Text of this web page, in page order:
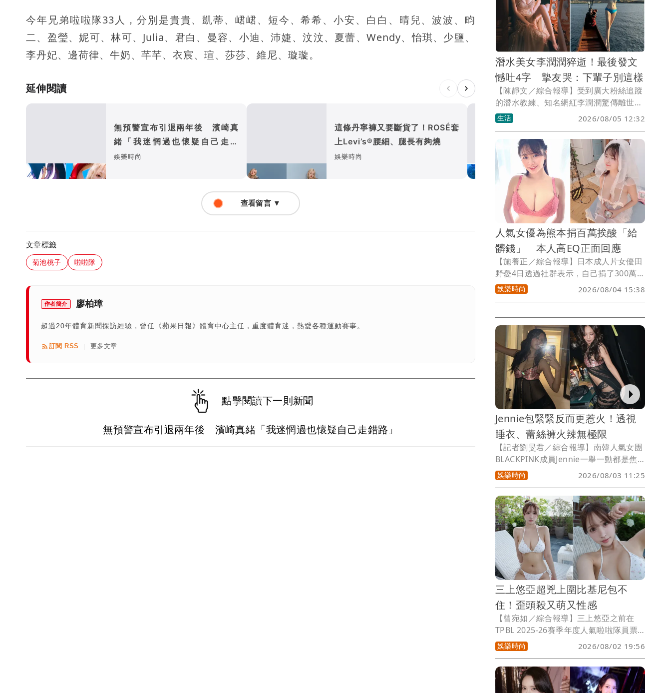
今年兄弟啦啦隊33人，分別是貴貴、凱蒂、峮峮、短今、希希、小安、白白、晴兒、波波、畇
二、盈瑩、妮可、林可、Julia、君白、曼容、小迪、沛婕、汶汶、夏蕾、Wendy、怡琪、少鹽、
李丹妃、邊荷律、牛奶、芊芊、衣宸、瑄、莎莎、維尼、璇璇。
延伸閱讀
無預警宣布引退兩年後 濱崎真
緒「我迷惘過也懷疑自己走錯
路」
娛樂時尚
這條丹寧褲又要斷貨了！ROSÉ套
上Levi’s®腰細、腿長有夠燒
娛樂時尚
世！ 母慟：寶貝潤潤畢業了
查看留言 ▼
文章標籤
菊池桃子 啦啦隊
作者簡介 廖柏璋
超過20年體育新聞採訪經驗，曾任《蘋果日報》體育中心主任，重度體育迷，熱愛各種運動賽事。
訂閱 RSS | 更多文章
點擊閱讀下一則新聞
無預警宣布引退兩年後 濱崎真緒「我迷惘過也懷疑自己走錯路」
潛水美女李潤潤猝逝！最後發文
憾吐4字 摯友哭：下輩子別這樣
【陳靜文／綜合報導】受到廣大粉絲追蹤
的潛水教練、知名網紅李潤潤驚傳離世，
家屬並未透露死因，李潤潤臉書13天前分
享一則10年前貼文，似乎略顯感傷寫下
「年輕真好」4個字，除此之外，再無隻
字片語。由於離世消息太突然，許多朋
友、粉絲紛紛悲傷表示難以置信。
生活 2026/08/05 12:32
人氣女優為熊本捐百萬挨酸「給
髒錢」 本人高EQ正面回應
【施養正／綜合報導】日本成人片女優田
野憂4日透過社群表示，自己捐了300萬日
圓（約新台幣66萬）支援熊本強震復原，
卻被網友諷刺「給髒錢」。對此田野回
援行動，捐款就是捐款，我只考慮能送到
需要幫助的人手上。」
娛樂時尚 2026/08/04 15:38
Jennie包緊緊反而更惹火！透視
睡衣、蕾絲褲火辣無極限
【記者劉旻君／綜合報導】南韓人氣女團
BLACKPINK成員Jennie一舉一動都是焦
點，近日才發布新歌、引起不少話題的
她，隨後又驚喜現身澳洲樂團Tame
Impala在波士頓的演唱會，這回女神的
舞台造型同樣火辣無極限，以透膚睡衣搭
配蕾絲褲，看似遮好遮滿的造型其實暗藏
小心機，性感指數再度爆棚。
娛樂時尚 2026/08/03 11:25
三上悠亞超兇上圍比基尼包不
住！歪頭殺又萌又性感
【曾宛如／綜合報導】三上悠亞之前在
TPBL 2025-26賽季年度人氣啦啦隊員票
選中，以7812票奪下第1名，人氣還是很
高，她最近到韓國度假，因天氣炎熱，脫
到剩比基尼開心泡水消暑，也分享池邊美
照給粉絲，超兇上圍快撐出比基尼，性感
魅力無法擋，1天狂吸近8萬讚。
娛樂時尚 2026/08/02 19:56